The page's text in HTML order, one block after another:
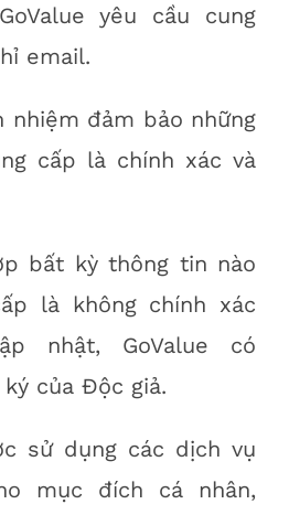
yêu cầu cung
email.
nhiệm đảm bảo những
cấp là chính xác và
bất kỳ thông tin nào
là không chính xác
nhật, GoValue có
của Độc giả.
sử dụng các dịch vụ
mục đích cá nhân,